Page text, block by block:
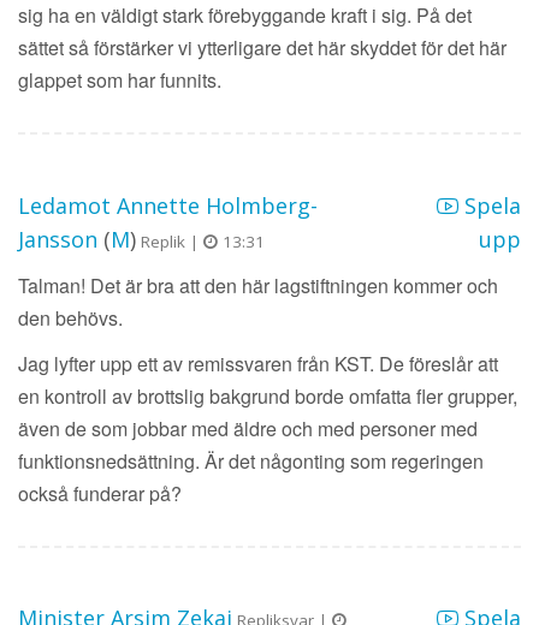
sig ha en väldigt stark förebyggande kraft i sig. På det
sättet så förstärker vi ytterligare det här skyddet för det här
glappet som har funnits.
Ledamot Annette Holmberg-
Jansson (M) Replik | 13:31
Spela
upp
Talman! Det är bra att den här lagstiftningen kommer och
den behövs.
Jag lyfter upp ett av remissvaren från KST. De föreslår att
en kontroll av brottslig bakgrund borde omfatta fler grupper,
även de som jobbar med äldre och med personer med
funktionsnedsättning. Är det någonting som regeringen
också funderar på?
Minister Arsim Zekaj Repliksvar |
Spela